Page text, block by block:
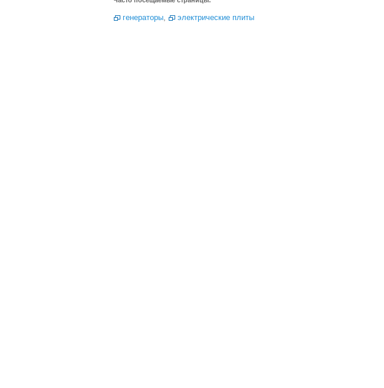
генераторы, электрические плиты